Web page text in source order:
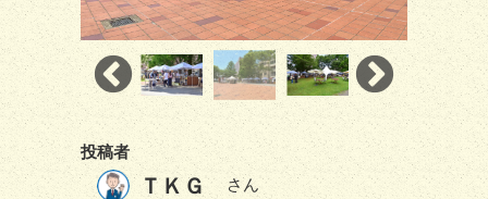
投稿者
ＴＫＧ さん